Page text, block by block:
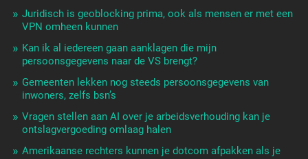
Juridisch is geoblocking prima, ook als mensen er met een
VPN omheen kunnen
Kan ik al iedereen gaan aanklagen die mijn
persoonsgegevens naar de VS brengt?
Gemeenten lekken nog steeds persoonsgegevens van
inwoners, zelfs bsn’s
Vragen stellen aan AI over je arbeidsverhouding kan je
ontslagvergoeding omlaag halen
Amerikaanse rechters kunnen je dotcom afpakken als je